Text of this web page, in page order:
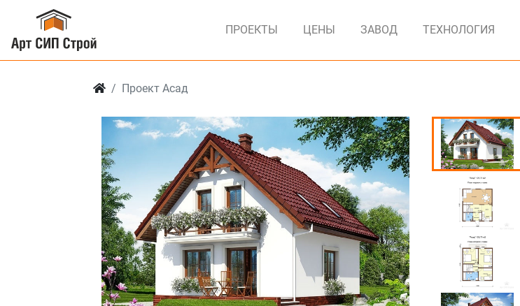
ПРОЕКТЫ ЦЕНЫ ЗАВОД ТЕХНОЛОГИЯ
Проект Асад